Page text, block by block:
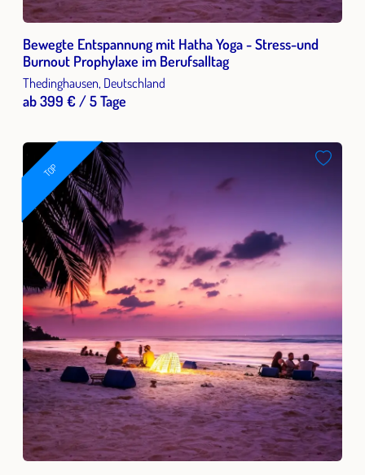
Bewegte Entspannung mit Hatha Yoga - Stress-und
Burnout Prophylaxe im Berufsalltag
Thedinghausen, Deutschland
ab 399 € / 5 Tage
TOP